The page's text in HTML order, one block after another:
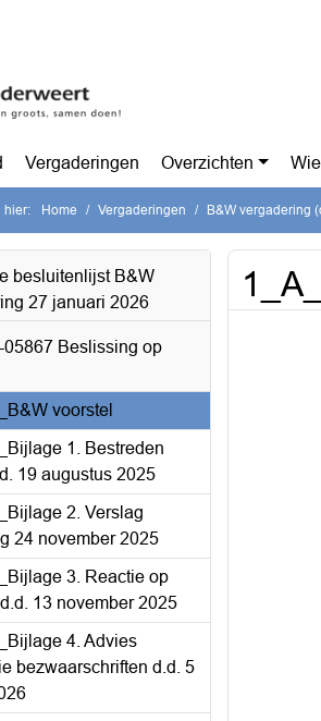
Vergaderingen Overzichten
hier: Home Vergaderingen B&W vergadering
besluitenlijst B&W
27 januari 2026
05867 Beslissing op
voorstel
1. Bestreden
19 augustus 2025
2. Verslag
24 november 2025
3. Reactie op
13 november 2025
4. Advies
bezwaarschriften d.d. 5